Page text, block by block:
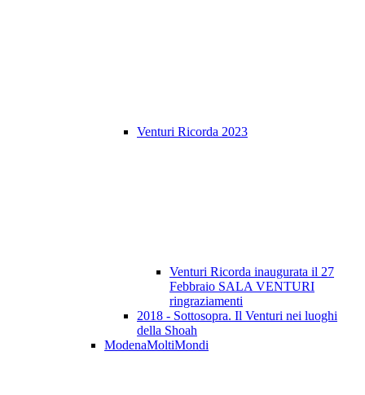
Venturi Ricorda 2023
Venturi Ricorda inaugurata il 27
Febbraio SALA VENTURI
ringraziamenti
2018 - Sottosopra. Il Venturi nei luoghi
della Shoah
ModenaMoltiMondi